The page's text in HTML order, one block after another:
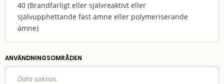
40 (Brandfarligt eller självreaktivt eller
självupphettande fast ämne eller polymeriserande
ämne)
ANVÄNDNINGS­OMRÅDEN
Data saknas.